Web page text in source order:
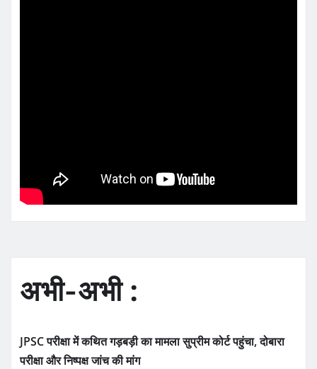
अभी-अभी :
JPSC परीक्षा में कथित गड़बड़ी का मामला सुप्रीम कोर्ट पहुंचा, दोबारा
परीक्षा और निष्पक्ष जांच की मांग